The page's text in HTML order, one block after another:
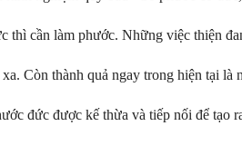
thì cần làm phước. Những việc thiện
Còn thành quả ngay trong hiện tại là
đức được kế thừa và tiếp nối để tạo